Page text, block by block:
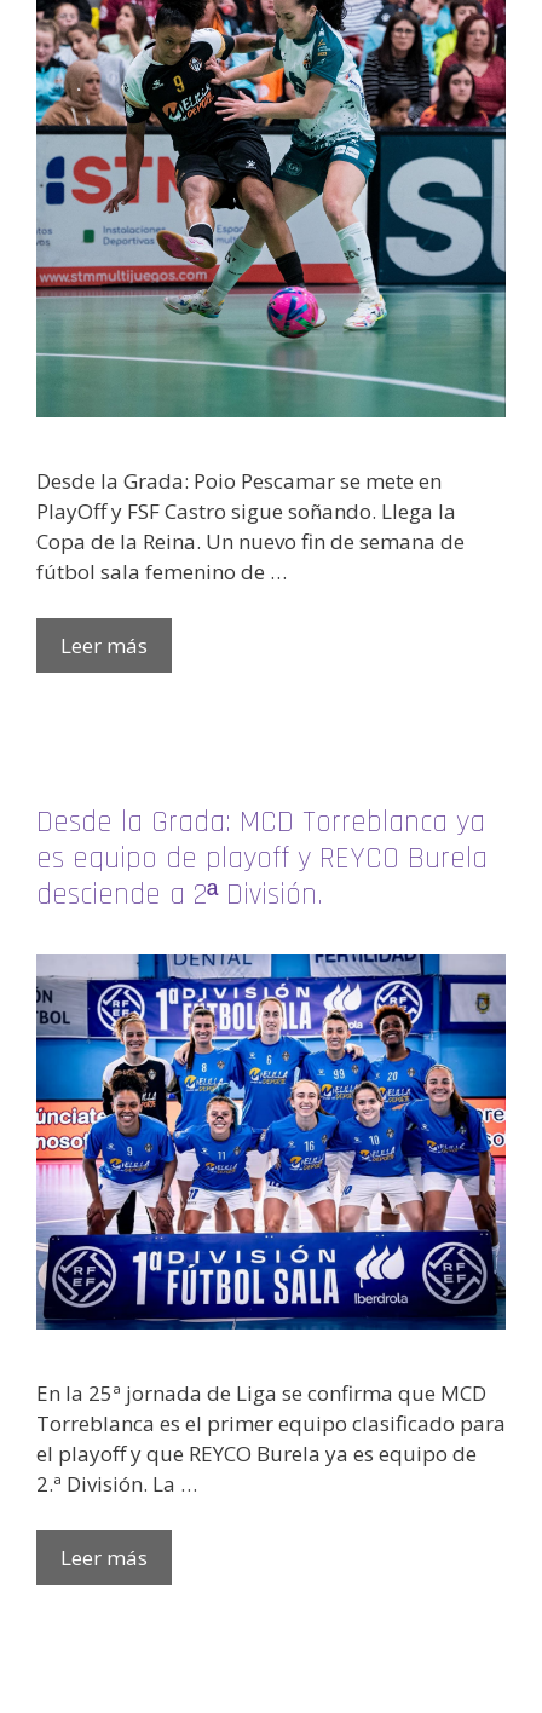
Desde la Grada: Poio Pescamar se mete en
PlayOff y FSF Castro sigue soñando. Llega la
Copa de la Reina. Un nuevo fin de semana de
fútbol sala femenino de …
Leer más
Desde la Grada: MCD Torreblanca ya
es equipo de playoff y REYCO Burela
desciende a 2ª División.
En la 25ª jornada de Liga se confirma que MCD
Torreblanca es el primer equipo clasificado para
el playoff y que REYCO Burela ya es equipo de
2.ª División. La …
Leer más